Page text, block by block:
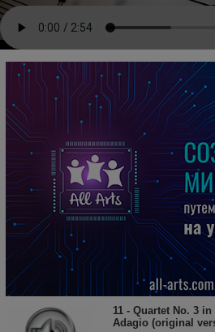
11 - Quartet No. 3
Adagio (original